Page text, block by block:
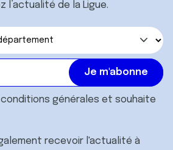
l’actualité de la Ligue.
conditions générales et souhaite
recevoir l'actualité à